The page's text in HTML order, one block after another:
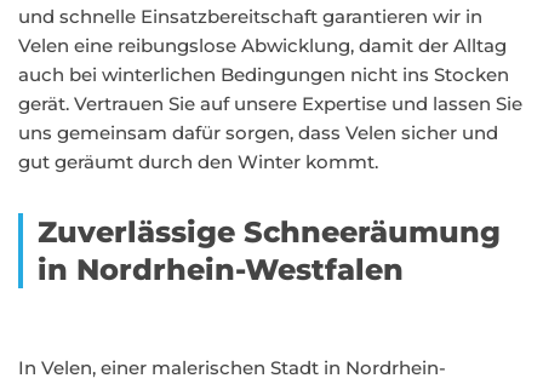
und schnelle Einsatzbereitschaft garantieren wir in
Velen eine reibungslose Abwicklung, damit der Alltag
auch bei winterlichen Bedingungen nicht ins Stocken
gerät. Vertrauen Sie auf unsere Expertise und lassen Sie
uns gemeinsam dafür sorgen, dass Velen sicher und
gut geräumt durch den Winter kommt.
Zuverlässige Schneeräumung
in Nordrhein-Westfalen
In Velen, einer malerischen Stadt in Nordrhein-